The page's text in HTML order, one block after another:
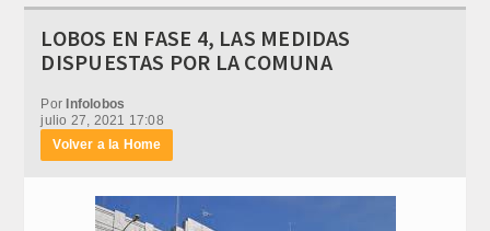
LOBOS EN FASE 4, LAS MEDIDAS
DISPUESTAS POR LA COMUNA
PorInfolobos
julio 27, 2021 17:08
Volver a la Home